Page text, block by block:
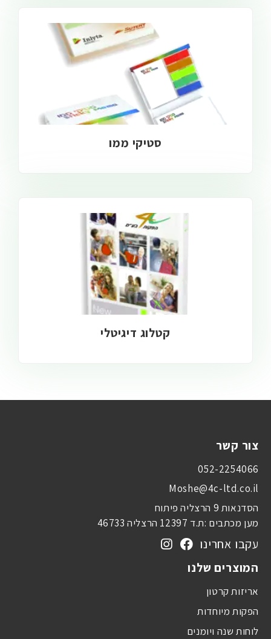
סטיקי ממו
קטלוג דיגיטלי
צור קשר
052-2254066
Moshe@4c-ltd.co.il
הסדנאות 9 הרצליה פיתוח
מען מכתבים :ת.ד 12397 הרצליה 46733
עקבו אחרינו
המוצרים שלנו
אריזות קרטון
הפקות מיוחדות
לוחות שנה ויומנים